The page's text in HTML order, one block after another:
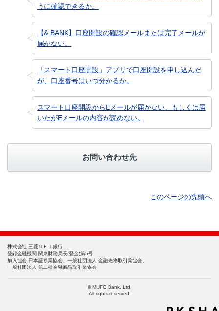
うに確認できるか。
【& BANK】口座開設の確認メールまたは完了メールが
届かない。
「スマート口座開設」アプリで口座開設を申し込んだ
が、口座番号はいつ分かるか。
スマート口座開設からEメールが届かない、もしくは届
いたがEメールの内容が読めない。
お問い合わせ先
このページの先頭へ
株式会社 三菱ＵＦＪ銀行
登録金融機関 関東財務局長(登金)第5号
加入協会 日本証券業協会、一般社団法人 金融先物取引業協会、
一般社団法人 第二種金融商品取引業協会
© MUFG Bank, Ltd.
All rights reserved.